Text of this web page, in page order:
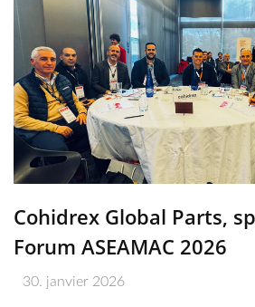
Cohidrex Global Parts,
Forum ASEAMAC 2026
30. janvier 2026